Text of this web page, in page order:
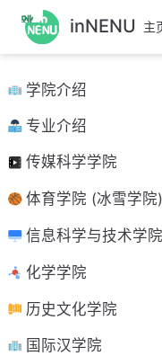
跳
至
主
要
內
容
inNENU 主
学院介绍
专业介绍
传媒科学学院
体育学院 (冰雪学院)
信息科学与技术学院
化学学院
历史文化学院
国际汉学院